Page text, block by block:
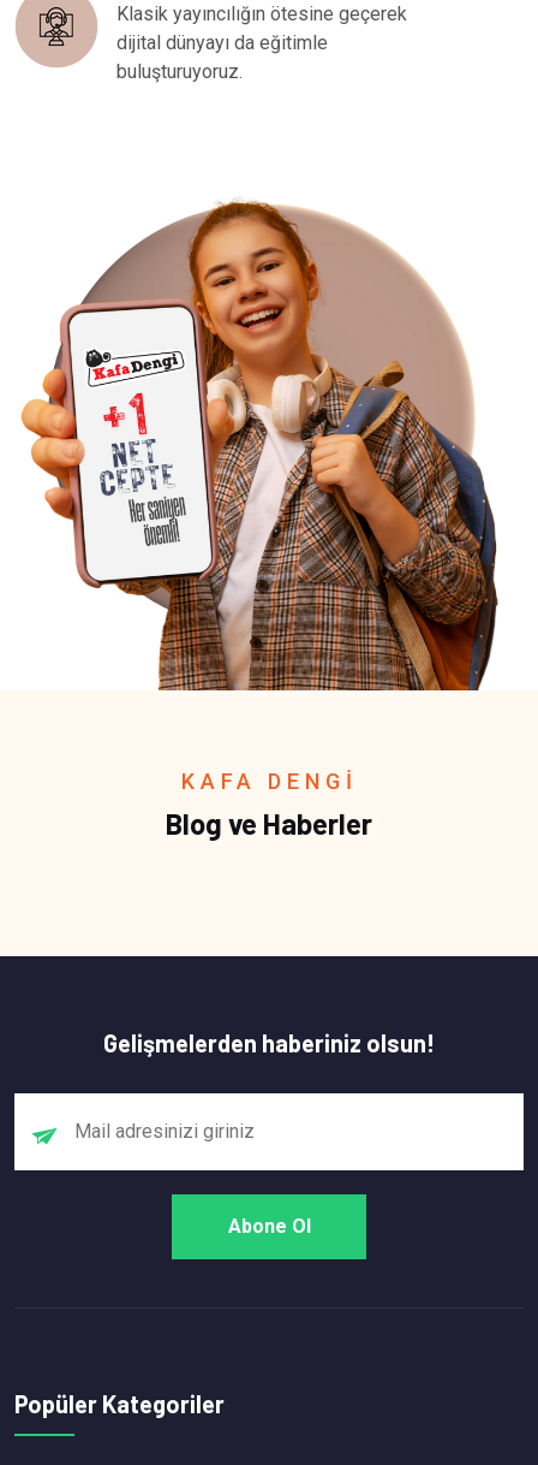
Klasik yayıncılığın ötesine geçerek
dijital dünyayı da eğitimle
buluşturuyoruz.
KAFA DENGİ
Blog ve Haberler
Gelişmelerden haberiniz olsun!
Popüler Kategoriler